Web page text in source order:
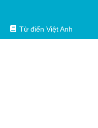
Từ điển Việt Anh